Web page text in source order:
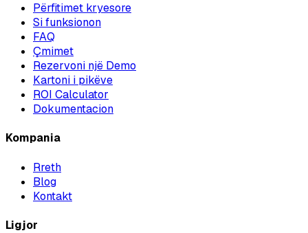
Përfitimet kryesore
Si funksionon
FAQ
Çmimet
Rezervoni një Demo
Kartoni i pikëve
ROI Calculator
Dokumentacion
Kompania
Rreth
Blog
Kontakt
Ligjor